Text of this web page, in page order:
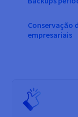
Conservação
empresariais